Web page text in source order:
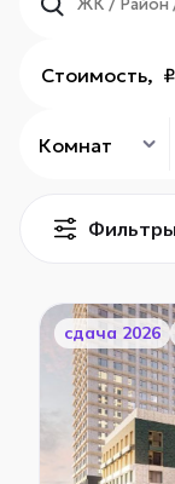
Комнат
Стоимость, ₽
Фильтры
cдача 2026